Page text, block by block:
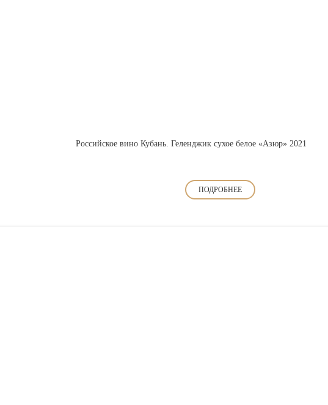
Российское вино Кубань. Геленджик сухое белое «Азюр» 2021
ПОДРОБНЕЕ